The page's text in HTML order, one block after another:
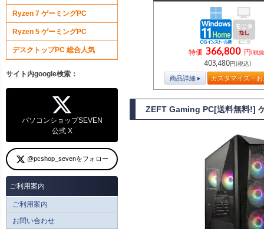
特価 366,800 円(税
403,480円(税込)
商品詳細 カスタマイズ・
ZEFT Gaming PC[送料無料!]
Ryzen 7 ゲーミングPC
Ryzen 5 ゲーミングPC
デスクトップPC 総合人気
サイト内google検索：
パソコンショップSEVEN
公式 X
@pcshop_sevenをフォロー
ご利用案内
ご利用案内
お問い合わせ